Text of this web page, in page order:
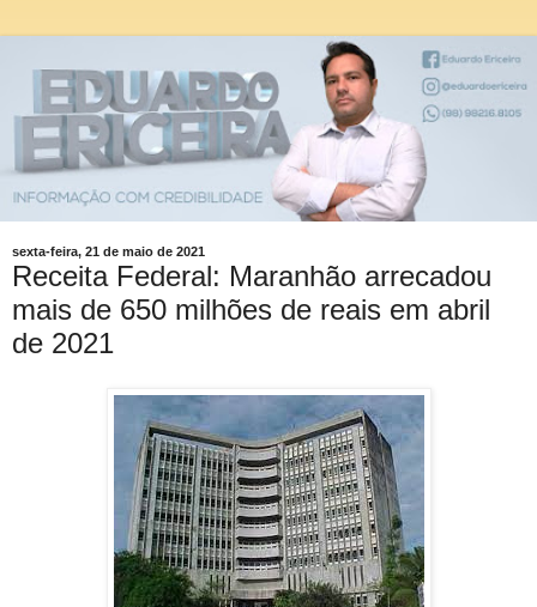
sexta-feira, 21 de maio de 2021
Receita Federal: Maranhão arrecadou
mais de 650 milhões de reais em abril
de 2021